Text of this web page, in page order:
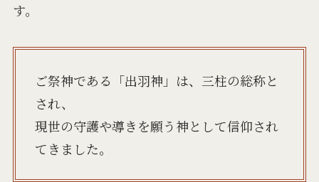
す。
ご祭神である「出羽神」は、三柱の総称と
され、
現世の守護や導きを願う神として信仰され
てきました。